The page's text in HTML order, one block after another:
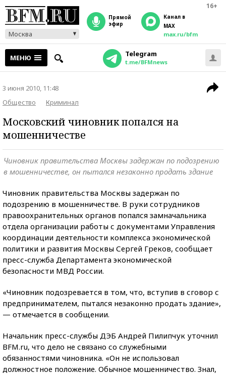
16+
Москва
прямой
эфир
Канал в
MAX
max.ru/bfm
МЕНЮ Telegram
t.me/BFMnews
3 июня 2010, 11:48
Общество
Криминал
Московский чиновник попался на
мошенничестве
Чиновник правительства Москвы задержан по подозрению
в мошенничестве, он пытался незаконно продать здание
Чиновник правительства Москвы задержан по
подозрению в мошенничестве. В руки сотрудников
правоохранительных органов попался замначальника
отдела организации работы с документами Управления
координации деятельности комплекса экономической
политики и развития Москвы Сергей Греков, сообщает
пресс-служба Департамента экономической
безопасности МВД России.
«Чиновник подозревается в том, что, вступив в сговор с
предпринимателем, пытался незаконно продать здание»,
— отмечается в сообщении.
Начальник пресс-службы ДЭБ Андрей Пилипчук уточнил
BFM.ru, что дело не связано со служебными
обязанностями чиновника. «Он не использовал
должностное положение. Обычное мошенничество. Знал,